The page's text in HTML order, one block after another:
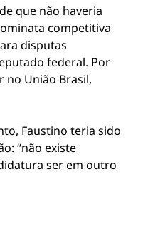
que não haveria
competitiva
disputas
federal. Por
no União Brasil,
Faustino teria sido
“não existe
ser em outro